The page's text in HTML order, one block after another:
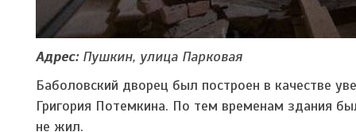
Адрес:Пушкин, улица Парковая
Баболовский дворец был построен в качестве
Григория Потемкина. По тем временам здания
не жил.